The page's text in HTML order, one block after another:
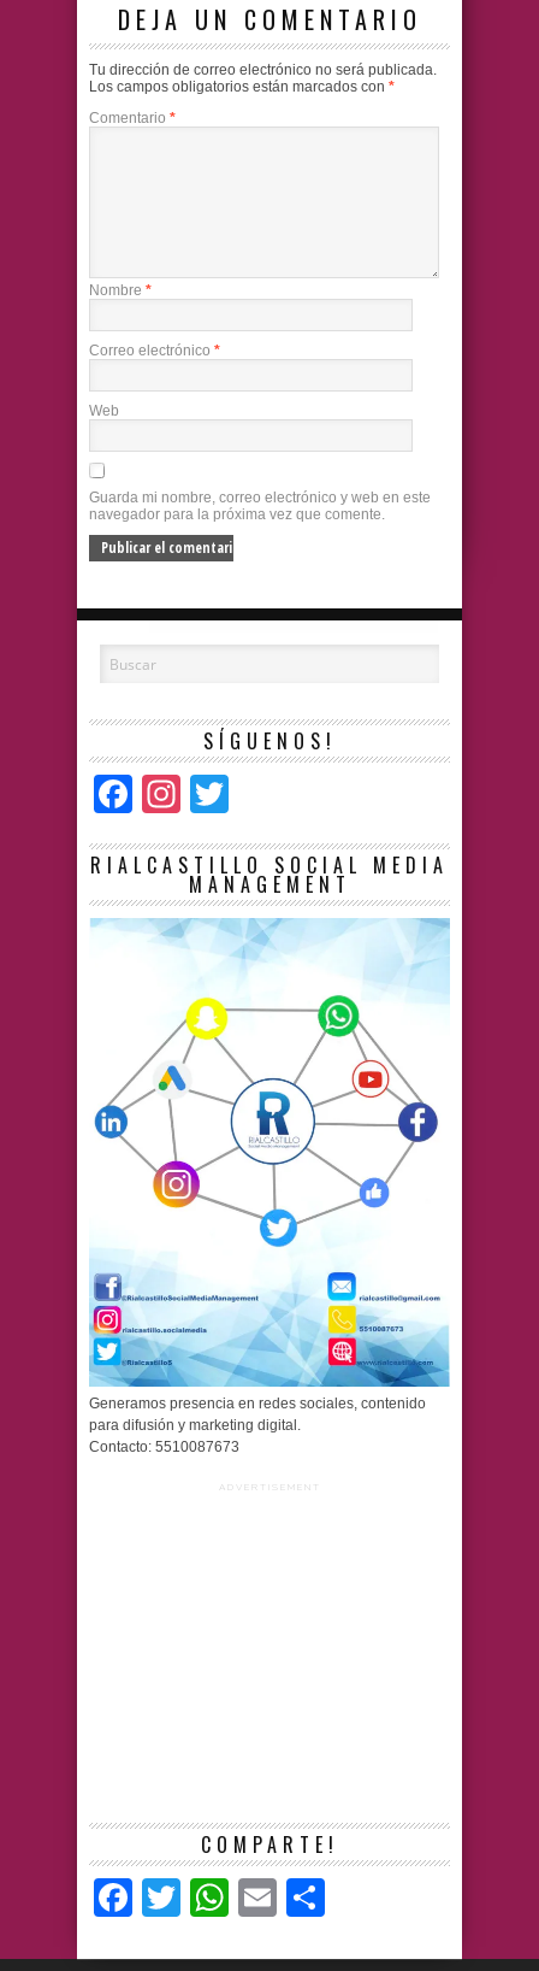
DEJA UN COMENTARIO
Tu dirección de correo electrónico no será publicada.
Los campos obligatorios están marcados con *
Comentario *
Nombre *
Correo electrónico *
Web
Guarda mi nombre, correo electrónico y web en este
navegador para la próxima vez que comente.
SÍGUENOS!
Facebook
Instagram
RIALCASTILLO SOCIAL MEDIA
MANAGEMENT
Generamos presencia en redes sociales, contenido
para difusión y marketing digital.
Contacto: 5510087673
ADVERTISEMENT
COMPARTE!
Facebook
TwitterWhatsApp
Email